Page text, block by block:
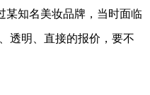
某知名美妆品牌，当时面临
透明、直接的报价，要不